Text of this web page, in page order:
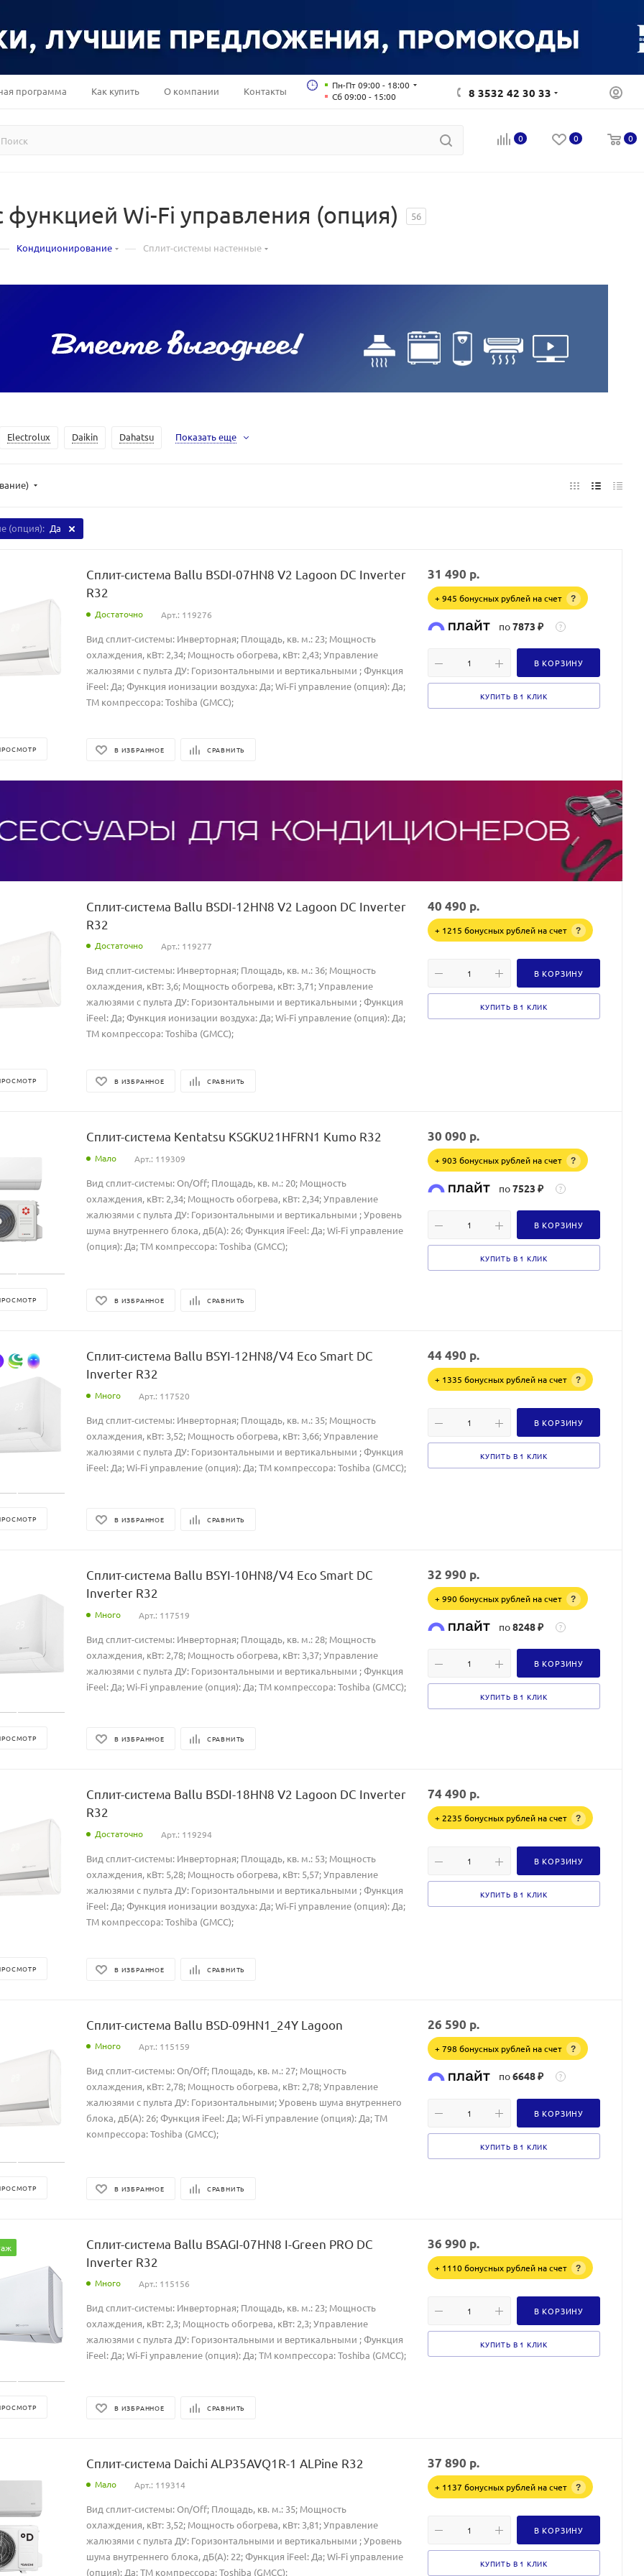
программа Как купить О компании Контакты
Пн-Пт 09:00 - 18:00
Сб 09:00 - 15:00
8 3532 42 30 33
0 0 0
Wi-Fi управления (опция) 56
Кондиционирование — Сплит-системы настенные
Electrolux Daikin Dahatsu Показать еще
(опция): Да
Сплит-система Ballu BSDI-07HN8 V2 Lagoon DC Inverter
R32
Достаточно Арт.: 119276
Вид сплит-системы: Инверторная; Площадь, кв. м.: 23; Мощность
охлаждения, кВт: 2,34; Мощность обогрева, кВт: 2,43; Управление
жалюзями с пульта ДУ: Горизонтальными и вертикальными ; Функция
iFeel: Да; Функция ионизации воздуха: Да; Wi-Fi управление (опция): Да;
ТМ компрессора: Toshiba (GMCC);
В ИЗБРАННОЕ СРАВНИТЬ
31 490 р.
+ 945 бонусных рублей на счет ?
по7873 ₽ ?
В КОРЗИНУ
КУПИТЬ В 1 КЛИК
Сплит-система Ballu BSDI-12HN8 V2 Lagoon DC Inverter
R32
Достаточно Арт.: 119277
Вид сплит-системы: Инверторная; Площадь, кв. м.: 36; Мощность
охлаждения, кВт: 3,6; Мощность обогрева, кВт: 3,71; Управление
жалюзями с пульта ДУ: Горизонтальными и вертикальными ; Функция
iFeel: Да; Функция ионизации воздуха: Да; Wi-Fi управление (опция): Да;
ТМ компрессора: Toshiba (GMCC);
В ИЗБРАННОЕ СРАВНИТЬ
40 490 р.
+ 1215 бонусных рублей на счет ?
В КОРЗИНУ
КУПИТЬ В 1 КЛИК
Сплит-система Kentatsu KSGKU21HFRN1 Kumo R32
Мало Арт.: 119309
Вид сплит-системы: On/Off; Площадь, кв. м.: 20; Мощность
охлаждения, кВт: 2,34; Мощность обогрева, кВт: 2,34; Управление
жалюзями с пульта ДУ: Горизонтальными и вертикальными ; Уровень
шума внутреннего блока, дБ(А): 26; Функция iFeel: Да; Wi-Fi управление
(опция): Да; ТМ компрессора: Toshiba (GMCC);
В ИЗБРАННОЕ СРАВНИТЬ
30 090 р.
+ 903 бонусных рублей на счет ?
по7523 ₽ ?
В КОРЗИНУ
КУПИТЬ В 1 КЛИК
Сплит-система Ballu BSYI-12HN8/V4 Eco Smart DC
Inverter R32
Много Арт.: 117520
Вид сплит-системы: Инверторная; Площадь, кв. м.: 35; Мощность
охлаждения, кВт: 3,52; Мощность обогрева, кВт: 3,66; Управление
жалюзями с пульта ДУ: Горизонтальными и вертикальными ; Функция
iFeel: Да; Wi-Fi управление (опция): Да; ТМ компрессора: Toshiba (GMCC);
В ИЗБРАННОЕ СРАВНИТЬ
44 490 р.
+ 1335 бонусных рублей на счет ?
В КОРЗИНУ
КУПИТЬ В 1 КЛИК
Сплит-система Ballu BSYI-10HN8/V4 Eco Smart DC
Inverter R32
Много Арт.: 117519
Вид сплит-системы: Инверторная; Площадь, кв. м.: 28; Мощность
охлаждения, кВт: 2,78; Мощность обогрева, кВт: 3,37; Управление
жалюзями с пульта ДУ: Горизонтальными и вертикальными ; Функция
iFeel: Да; Wi-Fi управление (опция): Да; ТМ компрессора: Toshiba (GMCC);
В ИЗБРАННОЕ СРАВНИТЬ
32 990 р.
+ 990 бонусных рублей на счет ?
по8248 ₽ ?
В КОРЗИНУ
КУПИТЬ В 1 КЛИК
Сплит-система Ballu BSDI-18HN8 V2 Lagoon DC Inverter
R32
Достаточно Арт.: 119294
Вид сплит-системы: Инверторная; Площадь, кв. м.: 53; Мощность
охлаждения, кВт: 5,28; Мощность обогрева, кВт: 5,57; Управление
жалюзями с пульта ДУ: Горизонтальными и вертикальными ; Функция
iFeel: Да; Функция ионизации воздуха: Да; Wi-Fi управление (опция): Да;
ТМ компрессора: Toshiba (GMCC);
В ИЗБРАННОЕ СРАВНИТЬ
74 490 р.
+ 2235 бонусных рублей на счет ?
В КОРЗИНУ
КУПИТЬ В 1 КЛИК
Сплит-система Ballu BSD-09HN1_24Y Lagoon
Много Арт.: 115159
Вид сплит-системы: On/Off; Площадь, кв. м.: 27; Мощность
охлаждения, кВт: 2,78; Мощность обогрева, кВт: 2,78; Управление
жалюзями с пульта ДУ: Горизонтальными; Уровень шума внутреннего
блока, дБ(А): 26; Функция iFeel: Да; Wi-Fi управление (опция): Да; ТМ
компрессора: Toshiba (GMCC);
В ИЗБРАННОЕ СРАВНИТЬ
26 590 р.
+ 798 бонусных рублей на счет ?
по6648 ₽ ?
В КОРЗИНУ
КУПИТЬ В 1 КЛИК
Сплит-система Ballu BSAGI-07HN8 I-Green PRO DC
Inverter R32
Много Арт.: 115156
Вид сплит-системы: Инверторная; Площадь, кв. м.: 23; Мощность
охлаждения, кВт: 2,3; Мощность обогрева, кВт: 2,3; Управление
жалюзями с пульта ДУ: Горизонтальными и вертикальными ; Функция
iFeel: Да; Wi-Fi управление (опция): Да; ТМ компрессора: Toshiba (GMCC);
В ИЗБРАННОЕ СРАВНИТЬ
36 990 р.
+ 1110 бонусных рублей на счет ?
В КОРЗИНУ
КУПИТЬ В 1 КЛИК
Сплит-система Daichi ALP35AVQ1R-1 ALPine R32
Мало Арт.: 119314
Вид сплит-системы: On/Off; Площадь, кв. м.: 35; Мощность
охлаждения, кВт: 3,52; Мощность обогрева, кВт: 3,81; Управление
жалюзями с пульта ДУ: Горизонтальными и вертикальными ; Уровень
шума внутреннего блока, дБ(А): 22; Функция iFeel: Да; Wi-Fi управление
(опция): Да; ТМ компрессора: Toshiba (GMCC);
37 890 р.
+ 1137 бонусных рублей на счет ?
В КОРЗИНУ
КУПИТЬ В 1 КЛИК